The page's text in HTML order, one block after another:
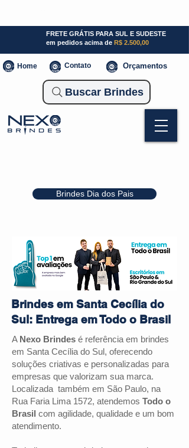
Brindes Dia dos Pais
FRETE GRÁTIS PARA SUL E SUDESTE
em pedidos acima de R$ 2.500,00
Home Contato Orçamentos
Buscar Brindes
Brindes em Santa Cecília do
Sul: Entrega em Todo o Brasil
A Nexo Brindes é referência em brindes
em Santa Cecília do Sul, oferecendo
soluções criativas e personalizadas para
empresas que valorizam sua marca.
Localizada também em São Paulo, na
Rua Faria Lima 1572, atendemos Todo o
Brasil com agilidade, qualidade e um bom
atendimento.